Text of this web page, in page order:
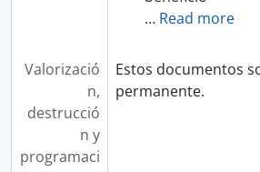
… Read more
Valorizació
n,
destrucció
n y
programaci
Estos documentos
permanente.